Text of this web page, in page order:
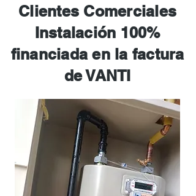
Clientes Comerciales
Instalación 100%
financiada en la factura
de VANTI